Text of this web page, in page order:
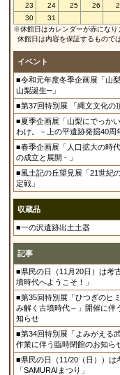
23
24 25 26
30
31
※休館日はカレンダーが赤になり
休館日は内容を保証するもので
イベント
■令和元年度冬季企画展「山
山梨誕生─」
■第37回特別展 「縄文文化の
■夏季企画展「山梨にでっか
わけ。－上の平遺跡発掘40周
■春季企画展「人口拡大の時
の成立と展開 - 」
■風土記の丘望見展「21世紀
定戦」
収蔵品
■一の沢遺跡出土土器
記事
■県民の日（11月20日）は考
墳時代へようこそ！」
■第35回特別展「ひつぎのヒ
み解く古墳時代～」開催に伴
知らせ
■第34回特別展「よみがえる
作業に伴う臨時閉館のお知ら
■県民の日（11/20（日））は
「SAMURAIまつり」